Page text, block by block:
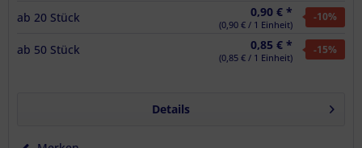
ab 20 Stück 0,90 € *
(0,90 € / 1 Einheit)
-10%
ab 50 Stück 0,85 € *
(0,85 € / 1 Einheit)
-15%
Details